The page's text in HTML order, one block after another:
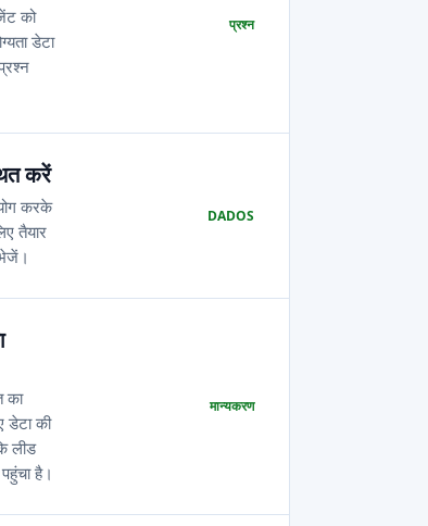
को
डेटा
प्रश्न
करें
करके
तैयार
DADOS
का
की
लीड
है।
मान्यकरण